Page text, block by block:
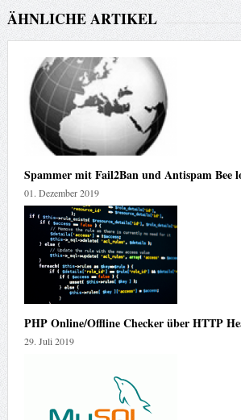
ÄHNLICHE ARTIKEL
Spammer mit Fail2Ban und Antispam Bee
01. Dezember 2019
PHP Online/Offline Checker über HTTP
29. Juli 2019